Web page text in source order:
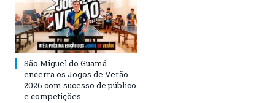
São Miguel do Guamá
encerra os Jogos de Verão
2026 com sucesso de público
e competições.